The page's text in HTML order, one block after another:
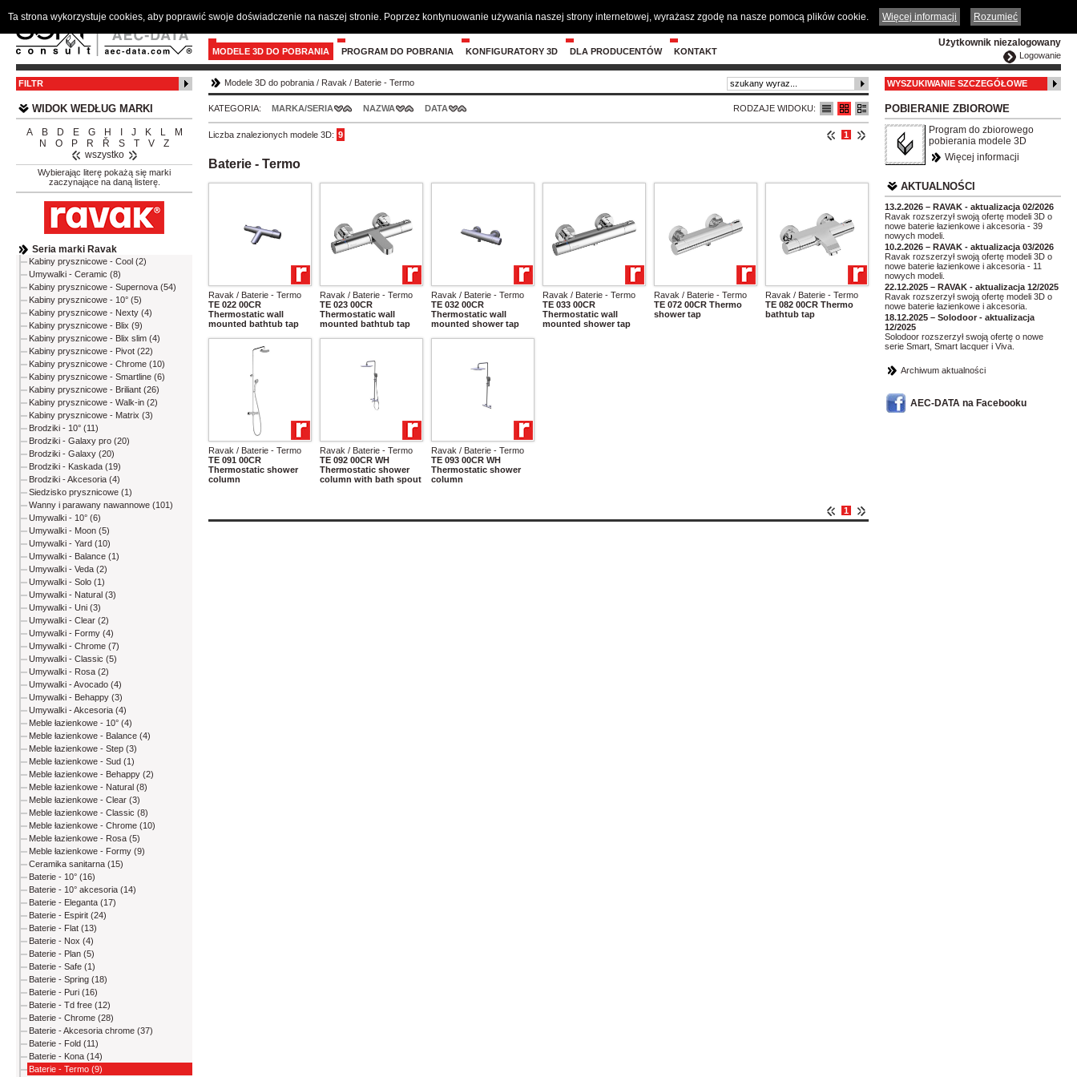
ČESKY ENGLISH DEUTSCH
Użytkownik niezalogowany
Logowanie
MODELE 3D DO POBRANIA PROGRAM DO POBRANIA KONFIGURATORY 3D DLA PRODUCENTÓW KONTAKT
FILTR
WIDOK WEDŁUG MARKI
A B D E G H J K L
M
N
O P R Ř S T V
Z
wszystko
Wybierając literę pokażą się marki
zaczynające na daną listerę.
Seria marki Ravak
Kabiny prysznicowe - Cool (2)
Umywalki - Ceramic (8)
Kabiny prysznicowe - Supernova (54)
Kabiny prysznicowe - 10° (5)
Kabiny prysznicowe - Nexty (4)
Kabiny prysznicowe - Blix (9)
Kabiny prysznicowe - Blix slim (4)
Kabiny prysznicowe - Pivot (22)
Kabiny prysznicowe - Chrome (10)
Kabiny prysznicowe - Smartline (6)
Kabiny prysznicowe - Briliant (26)
Kabiny prysznicowe - Walk-in (2)
Kabiny prysznicowe - Matrix (3)
Brodziki - 10° (11)
Brodziki - Galaxy pro (20)
Brodziki - Galaxy (20)
Brodziki - Kaskada (19)
Brodziki - Akcesoria (4)
Siedzisko prysznicowe (1)
Wanny i parawany nawannowe (101)
Umywalki - 10° (6)
Umywalki - Moon (5)
Umywalki - Yard (10)
Umywalki - Balance (1)
Umywalki - Veda (2)
Umywalki - Solo (1)
Umywalki - Natural (3)
Umywalki - Uni (3)
Umywalki - Clear (2)
Umywalki - Formy (4)
Umywalki - Chrome (7)
Umywalki - Classic (5)
Umywalki - Rosa (2)
Umywalki - Avocado (4)
Umywalki - Behappy (3)
Umywalki - Akcesoria (4)
Meble łazienkowe - 10° (4)
Meble łazienkowe - Balance (4)
Meble łazienkowe - Step (3)
Meble łazienkowe - Sud (1)
Meble łazienkowe - Behappy (2)
Meble łazienkowe - Natural (8)
Meble łazienkowe - Clear (3)
Meble łazienkowe - Classic (8)
Meble łazienkowe - Chrome (10)
Meble łazienkowe - Rosa (5)
Meble łazienkowe - Formy (9)
Ceramika sanitarna (15)
Baterie - 10° (16)
Baterie - 10° akcesoria (14)
Baterie - Eleganta (17)
Baterie - Espirit (24)
Baterie - Flat (13)
Baterie - Nox (4)
Baterie - Plan (5)
Baterie - Safe (1)
Baterie - Spring (18)
Baterie - Puri (16)
Baterie - Td free (12)
Baterie - Chrome (28)
Baterie - Akcesoria chrome (37)
Baterie - Fold (11)
Baterie - Kona (14)
Baterie - Termo (9)
Modele 3D do pobrania / Ravak / Baterie - Termo
RODZAJE WIDOKU:
KATEGORIA: MARKA/SERIA NAZWA DATA
1
Liczba znalezionych modele 3D: 9
Baterie - Termo
Ravak / Baterie - Termo
TE 022 00CR
Thermostatic wall
mounted bathtub tap
Ravak / Baterie - Termo
TE 023 00CR
Thermostatic wall
mounted bathtub tap
Ravak / Baterie - Termo
TE 032 00CR
Thermostatic wall
mounted shower tap
Ravak / Baterie - Termo
TE 033 00CR
Thermostatic wall
mounted shower tap
Ravak / Baterie - Termo
TE 072 00CR Thermo
shower tap
Ravak / Baterie - Termo
TE 082 00CR Thermo
bathtub tap
Ravak / Baterie - Termo
TE 091 00CR
Thermostatic shower
column
Ravak / Baterie - Termo
TE 092 00CR WH
Thermostatic shower
column with bath spout
Ravak / Baterie - Termo
TE 093 00CR WH
Thermostatic shower
column
1
WYSZUKIWANIE SZCZEGÓŁOWE
POBIERANIE ZBIOROWE
Program do zbiorowego
pobierania modele 3D
Więcej informacji
AKTUALNOŚCI
13.2.2026 – RAVAK - aktualizacja 02/2026
Ravak rozszerzył swoją ofertę modeli 3D o
nowe baterie łazienkowe i akcesoria - 39
nowych modeli.
10.2.2026 – RAVAK - aktualizacja 03/2026
Ravak rozszerzył swoją ofertę modeli 3D o
nowe baterie łazienkowe i akcesoria - 11
nowych modeli.
22.12.2025 – RAVAK - aktualizacja 12/2025
Ravak rozszerzył swoją ofertę modeli 3D o
nowe baterie łazienkowe i akcesoria.
18.12.2025 – Solodoor - aktualizacja
12/2025
Solodoor rozszerzył swoją ofertę o nowe
serie Smart, Smart lacquer i Viva.
Archiwum aktualności
AEC-DATA na Facebooku
Ta strona wykorzystuje cookies, aby poprawić swoje doświadczenie na naszej stronie. Poprzez kontynuowanie używania naszej strony internetowej, wyrażasz zgodę na nasze pomocą plików cookie. Więcej informacji Rozumieć